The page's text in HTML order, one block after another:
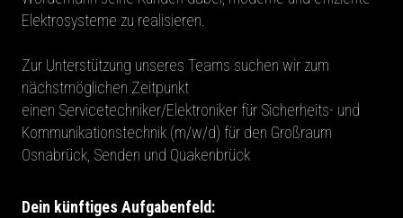
Elektrosysteme zu realisieren.
Zur Unterstützung unseres Teams suchen wir zum
nächstmöglichen Zeitpunkt
einen Servicetechniker/Elektroniker für Sicherheits- und
Kommunikationstechnik (m/w/d) für den Großraum
Osnabrück, Senden und Quakenbrück
Dein künftiges Aufgabenfeld: